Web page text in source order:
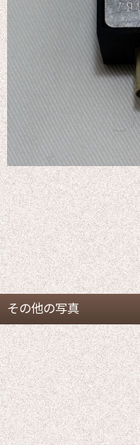
その他の写真